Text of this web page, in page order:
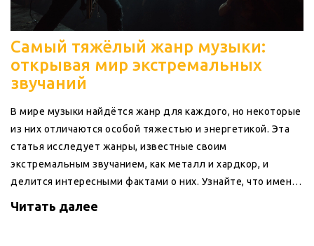
Самый тяжёлый жанр музыки:
открывая мир экстремальных
звучаний
В мире музыки найдётся жанр для каждого, но некоторые
из них отличаются особой тяжестью и энергетикой. Эта
статья исследует жанры, известные своим
экстремальным звучанием, как металл и хардкор, и
делится интересными фактами о них. Узнайте, что именно
подкатегории существуют. Погрузитесь в мир
Читать далее